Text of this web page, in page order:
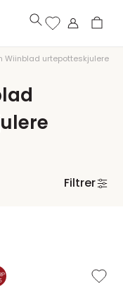
Wiinblad urtepotteskjulere
Filtrer